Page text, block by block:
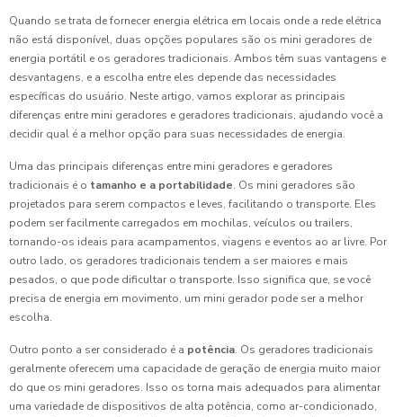
Quando se trata de fornecer energia elétrica em locais onde a rede elétrica
não está disponível, duas opções populares são os mini geradores de
energia portátil e os geradores tradicionais. Ambos têm suas vantagens e
desvantagens, e a escolha entre eles depende das necessidades
específicas do usuário. Neste artigo, vamos explorar as principais
diferenças entre mini geradores e geradores tradicionais, ajudando você a
decidir qual é a melhor opção para suas necessidades de energia.
Uma das principais diferenças entre mini geradores e geradores
tradicionais é o tamanho e a portabilidade. Os mini geradores são
projetados para serem compactos e leves, facilitando o transporte. Eles
podem ser facilmente carregados em mochilas, veículos ou trailers,
tornando-os ideais para acampamentos, viagens e eventos ao ar livre. Por
outro lado, os geradores tradicionais tendem a ser maiores e mais
pesados, o que pode dificultar o transporte. Isso significa que, se você
precisa de energia em movimento, um mini gerador pode ser a melhor
escolha.
Outro ponto a ser considerado é a potência. Os geradores tradicionais
geralmente oferecem uma capacidade de geração de energia muito maior
do que os mini geradores. Isso os torna mais adequados para alimentar
uma variedade de dispositivos de alta potência, como ar-condicionado,